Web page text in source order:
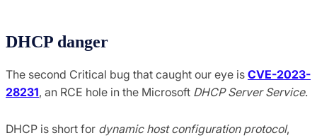
DHCP danger
The second Critical bug that caught our eye is CVE-2023-
28231, an RCE hole in the Microsoft DHCP Server Service.
DHCP is short for dynamic host configuration protocol,